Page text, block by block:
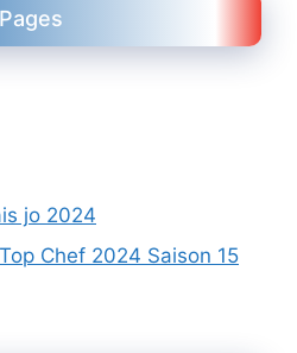
Pages
jo 2024
Chef 2024 Saison 15